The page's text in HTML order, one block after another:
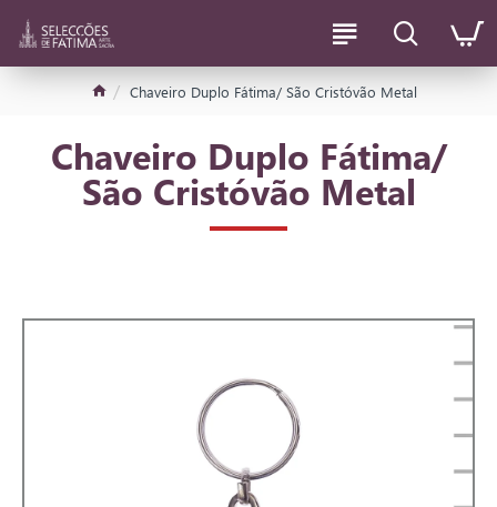
Chaveiro Duplo Fátima/ São Cristóvão Metal
Chaveiro Duplo Fátima/
São Cristóvão Metal